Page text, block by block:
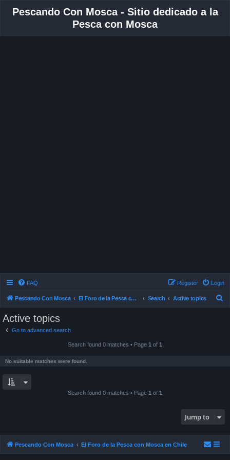
Pescando Con Mosca - Sitio dedicado a la
Pesca con Mosca
FAQ Login
Register
Pescando Con Mosca El Foro de la Pesca con Mosca en Chile Search Active topics
Active topics
Go to advanced search
Search found 0 matches • Page 1 of 1
No suitable matches were found.
Search found 0 matches • Page 1 of 1
Jump to
Pescando Con Mosca El Foro de la Pesca con Mosca en Chile